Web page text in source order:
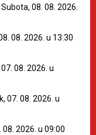
08. 08. 2026.
08. 2026. u 13:30
08. 2026. u
07. 08. 2026. u
2026. u 09:00